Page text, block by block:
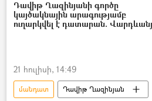
Դավիթ Ղազինյանի գործը
կայծակնային արագությամբ
ուղարկվել է դատարան.
21 հուլիսի, 14:49
մանդատ
Դավիթ Ղազինյան